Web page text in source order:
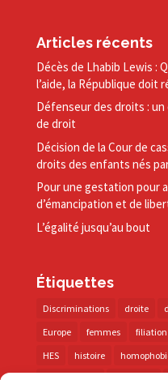
Articles récents
Décès de Lhabib Lewis :
l’aide, la République doit
Défenseur des droits :
de droit
Décision de la Cour de
droits des enfants nés
Pour une gestation pour
d’émancipation et de
L’égalité jusqu’au bout
Étiquettes
Discriminations droite
Europe
femmes filiation
HES
histoire